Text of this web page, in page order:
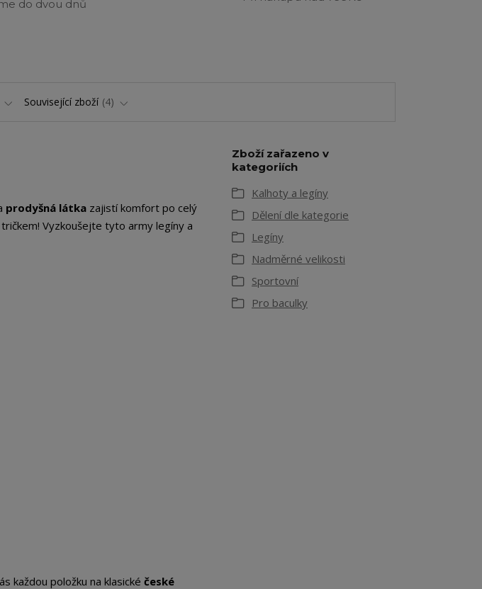
do dvou dnů
Související zboží 4
prodyšná látka zajistí komfort po celý
Vyzkoušejte tyto army legíny a
každou položku na klasické české
Zboží zařazeno v
kategoriích
Kalhoty a legíny
Dělení dle kategorie
Legíny
Nadměrné velikosti
Sportovní
Pro baculky